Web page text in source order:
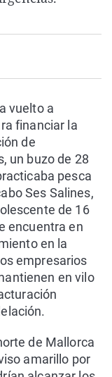
Gente viajera
Retornados
Galicia
País Vasco
Televisión
vuelto a
financiar la
de
un buzo de 28
pesca
Ses Salines,
de 16
encuentra en
en la
empresarios
en vilo
de Mallorca
amarillo por